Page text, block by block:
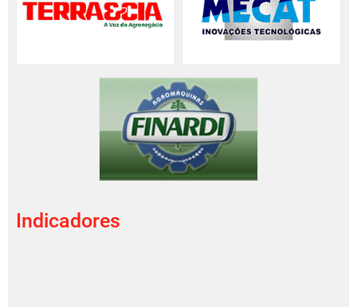
Indicadores